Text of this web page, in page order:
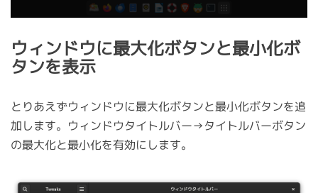
ウィンドウに最大化ボタンと最小化ボ
タンを表示
とりあえずウィンドウに最大化ボタンと最小化ボタンを追
加します。ウィンドウタイトルバー→タイトルバーボタン
の最大化と最小化を有効にします。